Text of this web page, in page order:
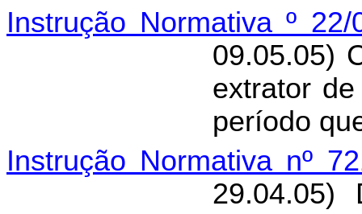
Instrução Normativa º 22/
09.05.05)
extrator
período
Instrução Normativa nº
29.04.05)